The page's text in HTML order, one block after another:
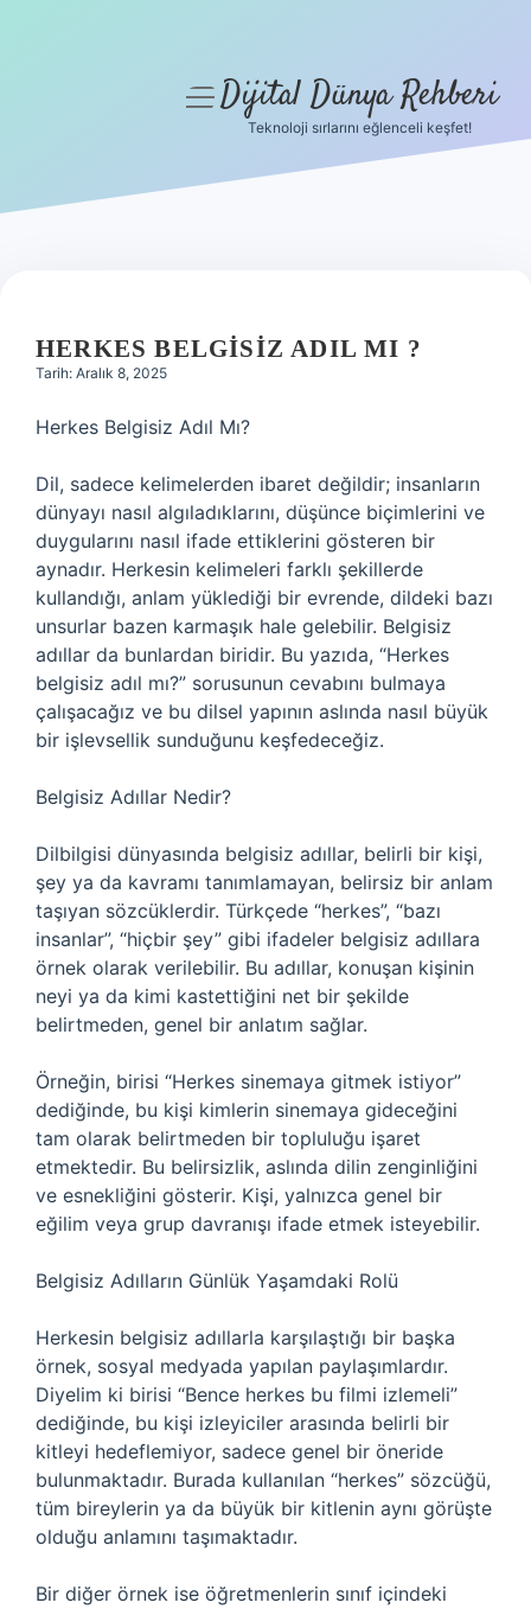
Hakkımızda
menüyüDijital Dünya Rehberi
Teknoloji sırlarını eğlenceli keşfet!
HERKES BELGISIZ ADIL MI ?
Tarih: Aralık 8, 2025
Herkes Belgisiz Adıl Mı?
Dil, sadece kelimelerden ibaret değildir; insanların
dünyayı nasıl algıladıklarını, düşünce biçimlerini ve
duygularını nasıl ifade ettiklerini gösteren bir
aynadır. Herkesin kelimeleri farklı şekillerde
kullandığı, anlam yüklediği bir evrende, dildeki bazı
unsurlar bazen karmaşık hale gelebilir. Belgisiz
adıllar da bunlardan biridir. Bu yazıda, “Herkes
belgisiz adıl mı?” sorusunun cevabını bulmaya
çalışacağız ve bu dilsel yapının aslında nasıl büyük
bir işlevsellik sunduğunu keşfedeceğiz.
Belgisiz Adıllar Nedir?
Dilbilgisi dünyasında belgisiz adıllar, belirli bir kişi,
şey ya da kavramı tanımlamayan, belirsiz bir anlam
taşıyan sözcüklerdir. Türkçede “herkes”, “bazı
insanlar”, “hiçbir şey” gibi ifadeler belgisiz adıllara
örnek olarak verilebilir. Bu adıllar, konuşan kişinin
neyi ya da kimi kastettiğini net bir şekilde
belirtmeden, genel bir anlatım sağlar.
Örneğin, birisi “Herkes sinemaya gitmek istiyor”
dediğinde, bu kişi kimlerin sinemaya gideceğini
tam olarak belirtmeden bir topluluğu işaret
etmektedir. Bu belirsizlik, aslında dilin zenginliğini
ve esnekliğini gösterir. Kişi, yalnızca genel bir
eğilim veya grup davranışı ifade etmek isteyebilir.
Belgisiz Adılların Günlük Yaşamdaki Rolü
Herkesin belgisiz adıllarla karşılaştığı bir başka
örnek, sosyal medyada yapılan paylaşımlardır.
Diyelim ki birisi “Bence herkes bu filmi izlemeli”
dediğinde, bu kişi izleyiciler arasında belirli bir
kitleyi hedeflemiyor, sadece genel bir öneride
bulunmaktadır. Burada kullanılan “herkes” sözcüğü,
tüm bireylerin ya da büyük bir kitlenin aynı görüşte
olduğu anlamını taşımaktadır.
Bir diğer örnek ise öğretmenlerin sınıf içindeki